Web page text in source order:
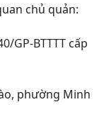
chủ quản:
GP-BTTTT cấp
phường Minh